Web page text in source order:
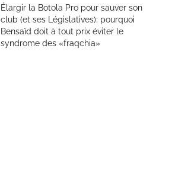
Élargir la Botola Pro pour sauver son
club (et ses Législatives): pourquoi
Bensaïd doit à tout prix éviter le
syndrome des «fraqchia»